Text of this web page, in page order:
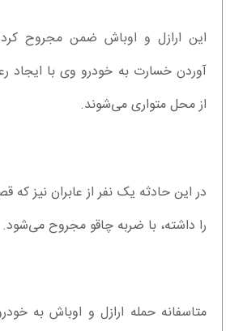
این ارازل و اوباش ضمن مجروح
آوردن خسارت به خودرو وی با ایجاد
از محل متواری می‌شوند.
در این حادثه یک نفر از عابران نیز
را داشته، با ضربه چاقو مجروح می‌شود.
متاسفانه حمله ارازل و اوباش به